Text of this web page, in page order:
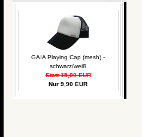
GAIA Playing Cap (mesh) -
schwarz/weiß
Statt 15,00 EUR
Nur 9,90 EUR